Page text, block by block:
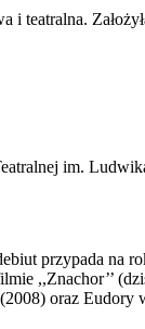
teatralna.
im.
przypada na
,,Znachor’’
oraz